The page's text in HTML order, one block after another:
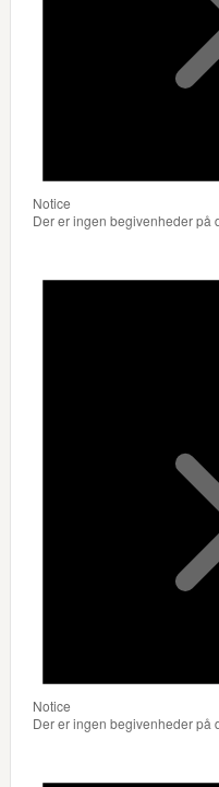
Notice
Der er ingen begivenheder på
Notice
Der er ingen begivenheder på